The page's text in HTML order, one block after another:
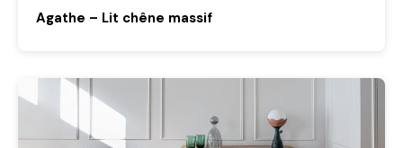
Agathe – Lit chêne massif